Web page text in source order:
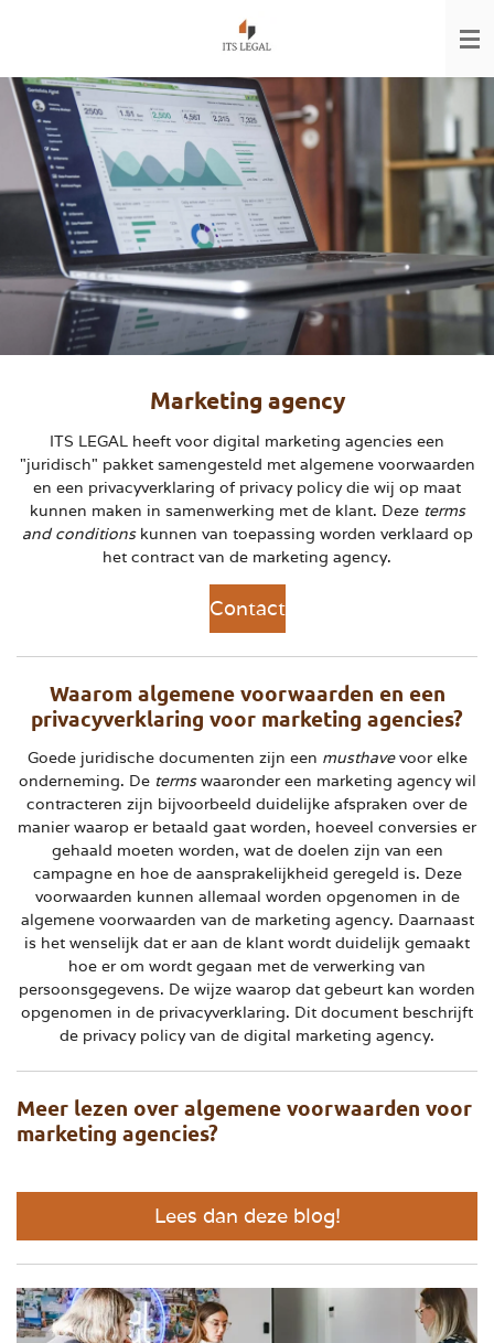
de
hoofdinhoud
Marketing agency
ITS LEGAL heeft voor digital marketing agencies een
"juridisch" pakket samengesteld met algemene voorwaarden
en een privacyverklaring of privacy policydie wij op maat
kunnen maken in samenwerking met de klant. Dezeterms
and conditionskunnen van toepassing worden verklaard op
het contract van de marketing agency.
Contact
Waarom algemene voorwaarden en een
privacyverklaring voor marketing agencies?
Goede juridische documenten zijn een musthavevoor elke
onderneming. Determswaaronder een marketing agency wil
contracteren zijn bijvoorbeeld duidelijke afspraken over de
manier waarop er betaald gaat worden, hoeveel conversies er
gehaald moeten worden, wat de doelen zijn van een
campagne en hoe de aansprakelijkheid geregeld is. Deze
voorwaarden kunnen allemaal worden opgenomen in de
algemene voorwaarden van de marketing agency. Daarnaast
is het wenselijk dat er aan de klant wordt duidelijk gemaakt
hoe er om wordt gegaan met de verwerking van
persoonsgegevens. De wijze waarop dat gebeurt kan worden
opgenomen in de privacyverklaring. Dit document beschrijft
de privacy policy van de digital marketing agency.
Meer lezen over algemene voorwaarden voor
marketing agencies?
Lees dan deze blog!